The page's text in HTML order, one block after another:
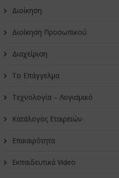
Διοίκηση
Διοίκηση Προσωπικού
Διαχείριση
Το Επάγγελμα
Τεχνολογία – Λογισμικό
Κατάλογος Εταιρειών
Επικαιρότητα
Εκπαιδευτικά Video